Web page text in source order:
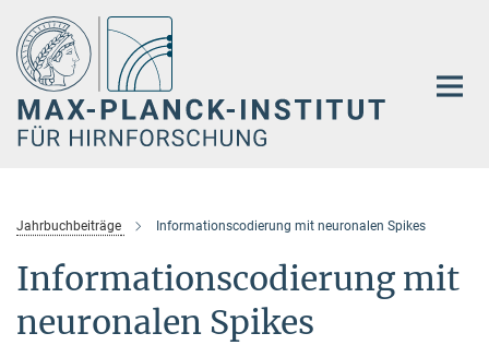
Hauptinhalt
Jahrbuchbeiträge Informationscodierung mit neuronalen Spikes
Informationscodierung mit
neuronalen Spikes